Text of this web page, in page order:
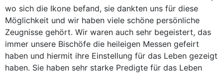
wo sich die Ikone befand, sie dankten uns für diese
Möglichkeit und wir haben viele schöne persönliche
Zeugnisse gehört. Wir waren auch sehr begeistert, das
immer unsere Bischöfe die heileigen Messen gefeirt
haben und hiermit ihre Einstellung für das Leben gezeigt
haben. Sie haben sehr starke Predigte für das Leben